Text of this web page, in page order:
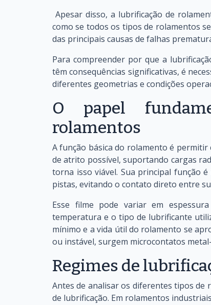
Apesar disso, a lubrificação de
como se todos os tipos de rolamentos
das principais causas de falhas
Para compreender por que a
têm consequências significativas, é
diferentes geometrias e condições
O papel
rolamentos
A função básica do rolamento é
de atrito possível, suportando cargas
torna isso viável. Sua principal função
pistas, evitando o contato direto entre
Esse filme pode variar em
temperatura e o tipo de lubrificante
mínimo e a vida útil do rolamento se
ou instável, surgem microcontatos
Regimes de
Antes de analisar os diferentes tipos de
de lubrificação. Em rolamentos